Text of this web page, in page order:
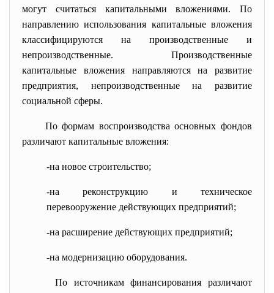
могут считаться капитальными вложениями. По
направлению использования капитальные вложения
классифицируются на производственные и
непроизводственные. Производственные
капитальные вложения направляются на развитие
предприятия, непроизводственные на развитие
социальной сферы.
По формам воспроизводства основных фондов
различают капитальные вложения:
-на новое строительство;
-на реконструкцию и техническое
перевооружение действующих предприятий;
-на расширение действующих предприятий;
-на модернизацию оборудования.
По источникам финансирования различают